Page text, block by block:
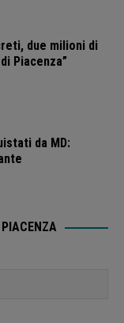
due milioni di
Piacenza”
da MD: